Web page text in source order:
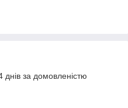
за домовленістю